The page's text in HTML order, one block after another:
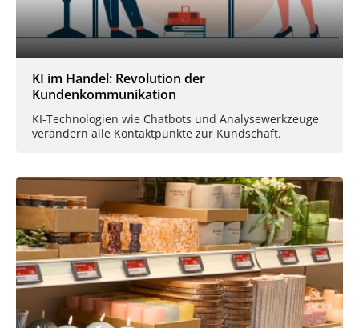
KI im Handel: Revolution der
Kundenkommunikation
KI-Technologien wie Chatbots und Analysewerkzeuge
verändern alle Kontaktpunkte zur Kundschaft.